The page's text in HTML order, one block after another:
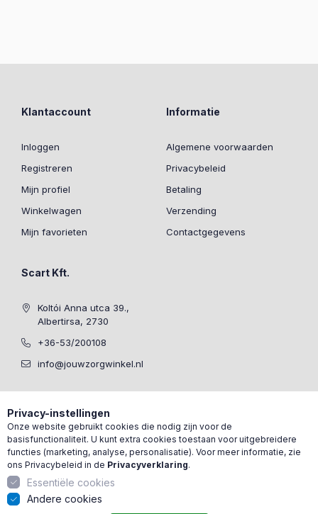
Klantaccount
Inloggen
Registreren
Mijn profiel
Winkelwagen
Mijn favorieten
Informatie
Algemene voorwaarden
Privacybeleid
Betaling
Verzending
Contactgegevens
Scart Kft.
Koltói Anna utca 39.,
Albertirsa, 2730
+36-53/200108
info@jouwzorgwinkel.nl
Privacy-instellingen
Onze website gebruikt cookies die nodig zijn voor de
basisfunctionaliteit. U kunt extra cookies toestaan voor uitgebreidere
functies (marketing, analyse, personalisatie). Voor meer informatie, zie
ons Privacybeleid in de Privacyverklaring.
Essentiële cookies
Andere cookies